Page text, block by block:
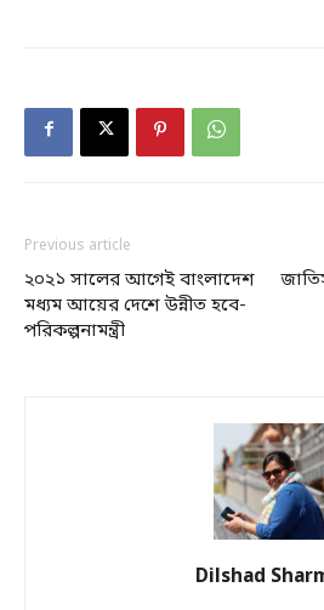
Previous article
২০২১ সালের আগেই বাংলাদেশ
মধ্যম আয়ের দেশে উন্নীত হবে-
পরিকল্পনামন্ত্রী
Dilshad